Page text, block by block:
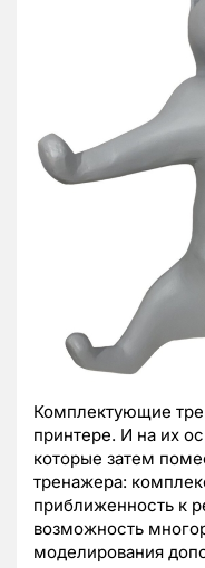
Комплектующие
принтере. И на их
которые затем
тренажера:
приближенность к
возможность
моделирования